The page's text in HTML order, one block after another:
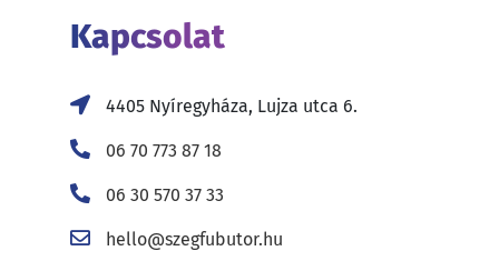
Kapcsolat
4405 Nyíregyháza, Lujza utca 6.
06 70 773 87 18
06 30 570 37 33
hello@szegfubutor.hu